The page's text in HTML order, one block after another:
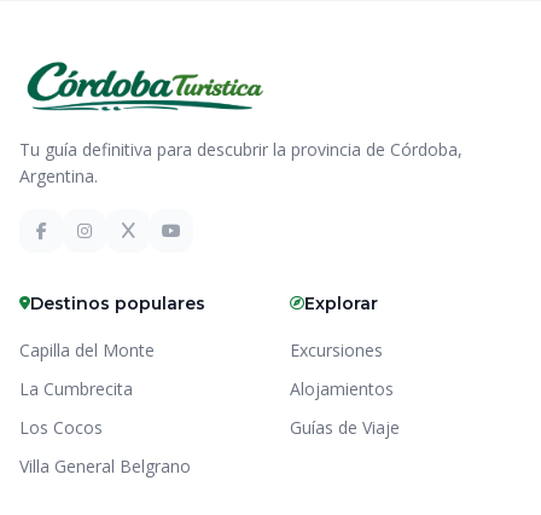
Tu guía definitiva para descubrir la provincia de Córdoba,
Argentina.
Destinos populares
Capilla del Monte
La Cumbrecita
Los Cocos
Villa General Belgrano
Explorar
Excursiones
Alojamientos
Guías de Viaje